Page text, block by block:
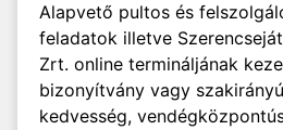
Alapvető pultos és
feladatok illetve
Zrt. online termináljának
bizonyítvány vagy
kedvesség,